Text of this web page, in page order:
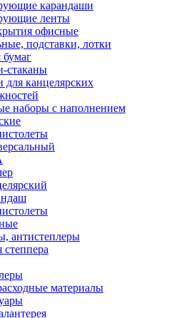
карандаши
ленты
офисные
подставки, лотки
бумаг
стаканы
для канцелярских
наборы с наполнением
антистеплеры
материалы